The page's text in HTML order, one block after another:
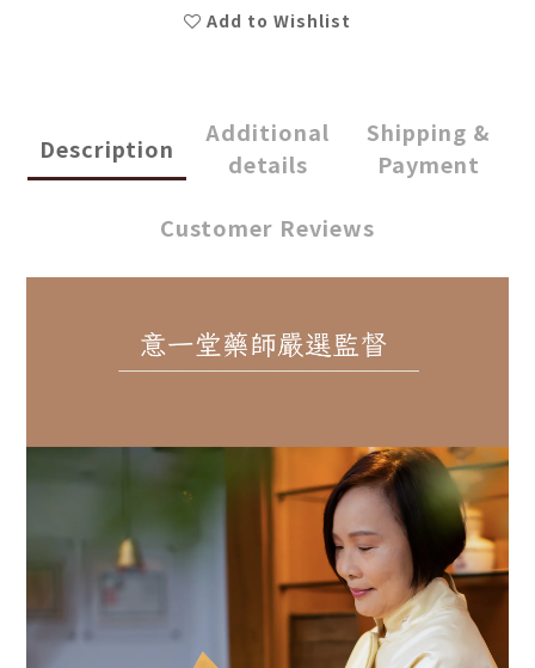
Add to Wishlist
Description
Additional
details
Shipping &
Payment
Customer Reviews